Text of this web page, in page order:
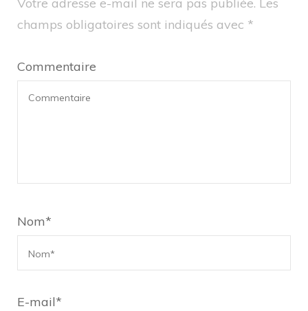
champs obligatoires sont indiqués avec *
Commentaire
Nom*
E-mail*